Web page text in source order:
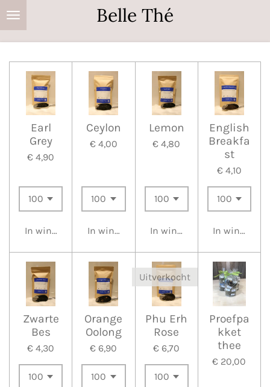
Ga
direct
de
hoofdinhoud
Belle Thé
Earl
Grey
€ 4,90
In winkelwagen
Ceylon
€ 4,00
In winkelwagen
Lemon
€ 4,80
In winkelwagen
English
Breakfa
st
€ 4,10
In
Zwarte
Bes
€ 4,30
Orange
Oolong
€ 6,90
Uitverkocht
Phu Erh
Rose
€ 6,70
Proefpa
kket
thee
€ 20,00